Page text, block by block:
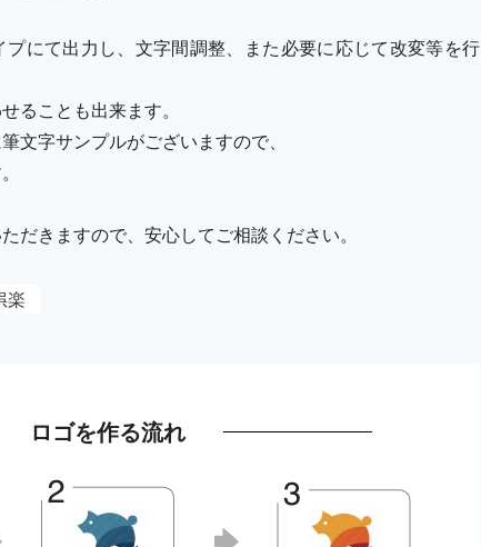
にて出力し、文字間調整、また必要に応じて改変等を行
ることも出来ます。
文字サンプルがございますので、
だきますので、安心してご相談ください。
楽
ロゴを作る流れ